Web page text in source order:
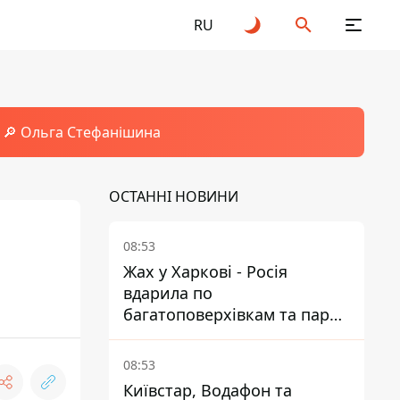
RU
🔎 Ольга Стефанішина
ОСТАННІ НОВИНИ
08:53
Жах у Харкові - Росія
вдарила по
багатоповерхівкам та парку,
є загиблі та поранені
08:53
Київстар, Водафон та